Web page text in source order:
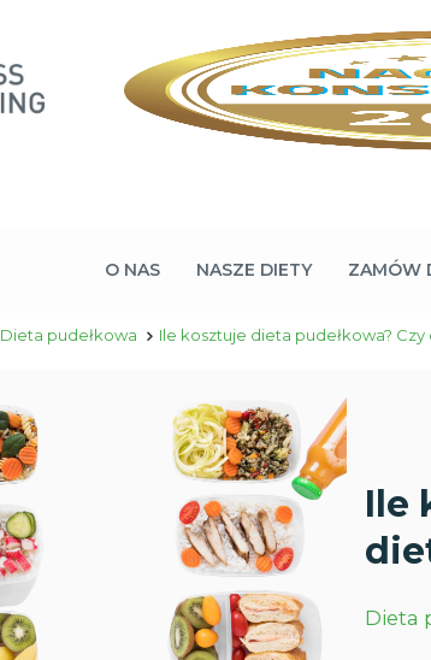
O NAS NASZE DIETY ZAMÓW
Dieta pudełkowa Ile kosztuje dieta pudełkowa?
Ile
Dieta